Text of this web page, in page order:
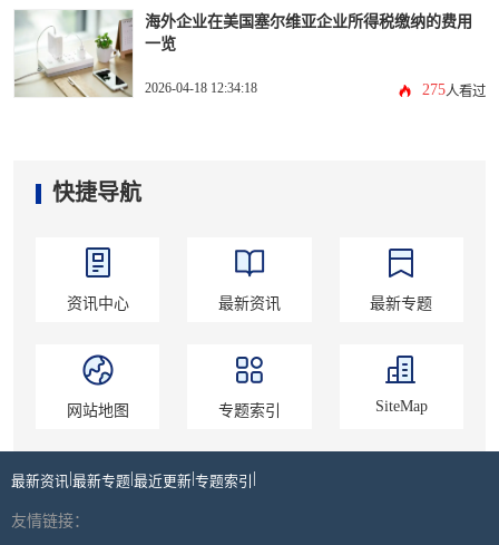
海外企业在美国塞尔维亚企业所得税缴纳的费用
一览
2026-04-18 12:34:18 275人看过
快捷导航
资讯中心 最新资讯 最新专题
网站地图 专题索引 SiteMap
最新资讯 最新专题 最近更新 专题索引
友情链接：